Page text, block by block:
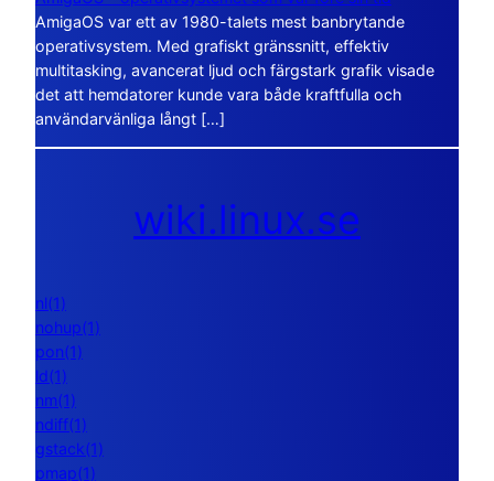
AmigaOS var ett av 1980-talets mest banbrytande
operativsystem. Med grafiskt gränssnitt, effektiv
multitasking, avancerat ljud och färgstark grafik visade
det att hemdatorer kunde vara både kraftfulla och
användarvänliga långt […]
wiki.linux.se
nl(1)
nohup(1)
pon(1)
ld(1)
nm(1)
ndiff(1)
gstack(1)
pmap(1)